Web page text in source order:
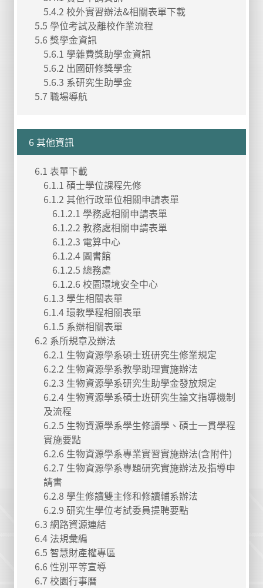
5.4.2 校外實習辦法&相關表單下載
5.5 學位考試及離校作業流程
5.6 獎學金資訊
5.6.1 學雜費獎助學金資訊
5.6.2 出國研修獎學金
5.6.3 系研究生助學金
5.7 職場導航
6 其他資訊
6.1 表單下載
6.1.1 碩士學位課程先修
6.1.2 其他行政單位相關申請表單
6.1.2.1 學務處相關申請表單
6.1.2.2 教務處相關申請表單
6.1.2.3 電算中心
6.1.2.4 圖書館
6.1.2.5 總務處
6.1.2.6 校園環境安全中心
6.1.3 學生相關表單
6.1.4 環教學程相關表單
6.1.5 系辦相關表單
6.2 系所規章及辦法
6.2.1 生物資源學系碩士班研究生修業規定
6.2.2 生物資源學系教學助理實施辦法
6.2.3 生物資源學系研究生助學金發放規定
6.2.4 生物資源學系碩士班研究生論文指導機制
及流程
6.2.5 生物資源學系學生修讀學、碩士一貫學程
實施要點
6.2.6 生物資源學系專業實習實施辦法(含附件)
6.2.7 生物資源學系專題研究實施辦法及指導申
請書
6.2.8 學生修讀雙主修和修讀輔系辦法
6.2.9 研究生學位考試委員提聘要點
6.3 網路資源連結
6.4 法規彙編
6.5 智慧財產權專區
6.6 性別平等宣導
6.7 校園行事曆